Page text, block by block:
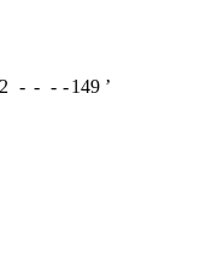
2 - - - -149 ʼ